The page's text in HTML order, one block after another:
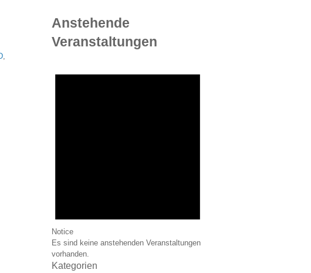
Anstehende
Veranstaltungen
Notice
Es sind keine anstehenden Veranstaltungen
vorhanden.
Kategorien